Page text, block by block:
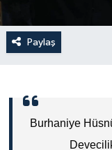
Paylaş
Burhaniye